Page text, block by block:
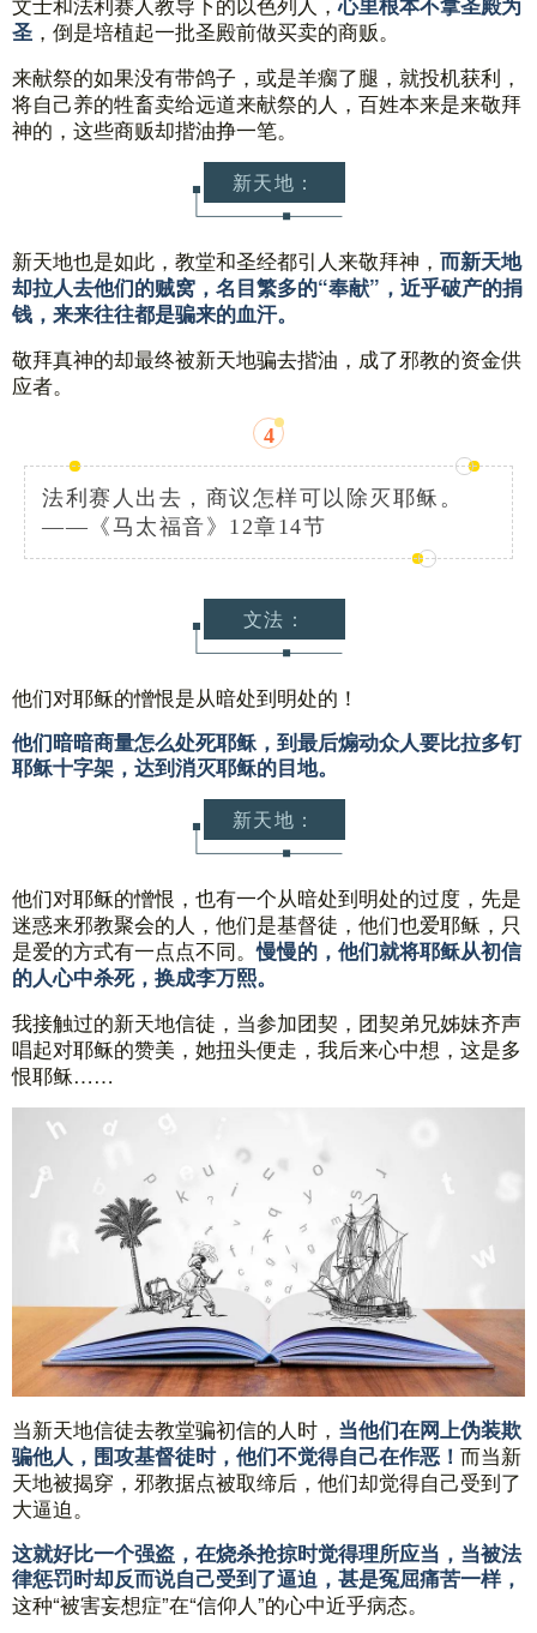
圣 ，倒是培植起一批圣殿前做买卖的商贩。
来献祭的如果没有带鸽子，或是羊瘸了腿，就投机获利，
将自己养的牲畜卖给远道来献祭的人，百姓本来是来敬拜
神的，这些商贩却揩油挣一笔。
新天地：
新天地也是如此，教堂和圣经都引人来敬拜神， 而新天地
却拉人去他们的贼窝，名目繁多的“奉献”，近乎破产的捐
钱，来来往往都是骗来的血汗。
敬拜真神的却最终被新天地骗去揩油，成了邪教的资金供
应者。
4
法利赛人出去，商议怎样可以除灭耶稣。
——《马太福音》12章14节
文法：
他们对耶稣的憎恨是从暗处到明处的！
他们暗暗商量怎么处死耶稣，到最后煽动众人要比拉多钉
耶稣十字架，达到消灭耶稣的目地。
新天地：
他们对耶稣的憎恨，也有一个从暗处到明处的过度，先是
迷惑来邪教聚会的人，他们是基督徒，他们也爱耶稣，只
是爱的方式有一点点不同。慢慢的，他们就将耶稣从初信
的人心中杀死，换成李万熙。
我接触过的新天地信徒，当参加团契，团契弟兄姊妹齐声
唱起对耶稣的赞美，她扭头便走，我后来心中想，这是多
恨耶稣……
当新天地信徒去教堂骗初信的人时， 当他们在网上伪装欺
骗他人，围攻基督徒时，他们不觉得自己在作恶！ 而当新
天地被揭穿，邪教据点被取缔后，他们却觉得自己受到了
大逼迫。
这就好比一个强盗，在烧杀抢掠时觉得理所应当，当被法
律惩罚时却反而说自己受到了逼迫，甚是冤屈痛苦一样，
这种“被害妄想症”在“信仰人”的心中近乎病态。